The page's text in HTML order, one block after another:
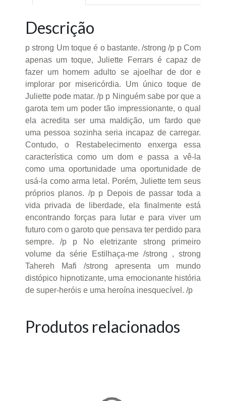
Descrição
p strong Um toque é o bastante. /strong /p p Com
apenas um toque, Juliette Ferrars é capaz de
fazer um homem adulto se ajoelhar de dor e
implorar por misericórdia. Um único toque de
Juliette pode matar. /p p Ninguém sabe por que a
garota tem um poder tão impressionante, o qual
ela acredita ser uma maldição, um fardo que
uma pessoa sozinha seria incapaz de carregar.
Contudo, o Restabelecimento enxerga essa
característica como um dom e passa a vê-la
como uma oportunidade uma oportunidade de
usá-la como arma letal. Porém, Juliette tem seus
próprios planos. /p p Depois de passar toda a
vida privada de liberdade, ela finalmente está
encontrando forças para lutar e para viver um
futuro com o garoto que pensava ter perdido para
sempre. /p p No eletrizante strong primeiro
volume da série Estilhaça-me /strong , strong
Tahereh Mafi /strong apresenta um mundo
distópico hipnotizante, uma emocionante história
de super-heróis e uma heroína inesquecível. /p
Produtos relacionados